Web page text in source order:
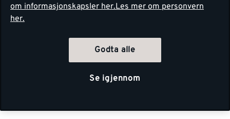
om informasjonskapsler her.Les mer om personvern
her.
Godta alle
Se igjennom